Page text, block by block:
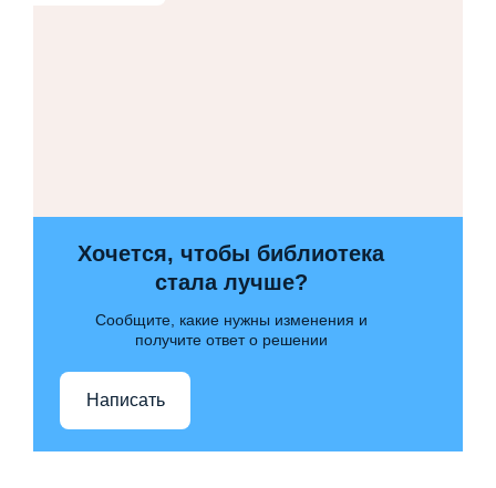
Хочется, чтобы библиотека
стала лучше?
Сообщите, какие нужны изменения и
получите ответ о решении
Написать